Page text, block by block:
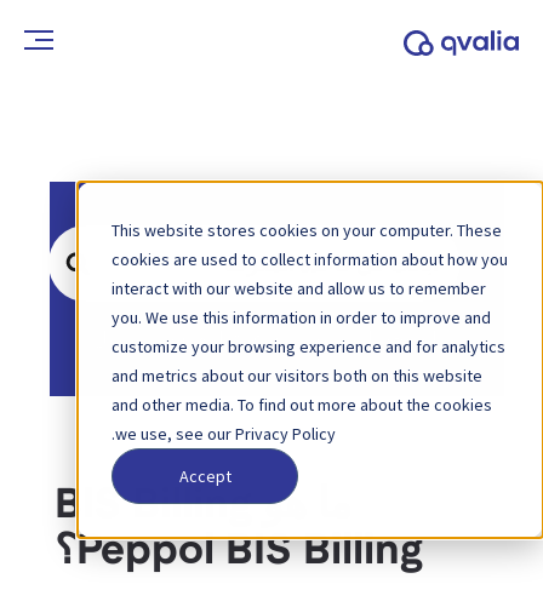
This website stores cookies on your computer. These
cookies are used to collect information about how you
interact with our website and allow us to remember
you. We use this information in order to improve and
customize your browsing experience and for analytics
and metrics about our visitors both on this website
and other media. To find out more about the cookies
we use, see our Privacy Policy.
Accept
ابحث
عن
الصفحة الرئيسية قاعدة المعرفة
ما هو BIS Billing
Peppol BIS Billing؟